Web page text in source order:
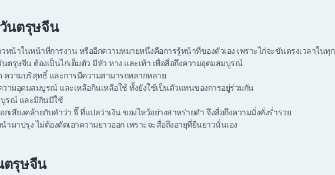
นตรุษจีน
หน้าในหน้าที่การงาน หรืออีกความหมายหนึ่งคือการรู้หน้าที่ของตัวเอง เพราะไก่จะขันตรงเวลาในทุก
นตรุษจีน ต้องเป็นไก่เต็มตัว มีหัว หาง และเท้า เพื่อสื่อถึงความอุดมสมบูรณ์
ความบริสุทธิ์ และการมีความสามารถหลากหลาย
ามอุดมสมบูรณ์ และเหลือกินเหลือใช้ ทั้งยังใช้เป็นตัวแทนของการอยู่ร่วมกัน
รณ์ และมีกินมีใช้
เสียงคล้ายกับคำว่า จี๊ ที่แปลว่าเงิน ของไหว้อย่างสาหร่ายดำ จึงสื่อถึงความมั่งคั่งร่ำรวย
ำมาปรุง ไม่ต้องตัดเอาความยาวออก เพราะจะสื่อถึงอายุที่ยืนยาวนั่นเอง
ตรุษจีน